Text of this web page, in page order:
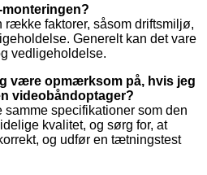
faktorer, såsom driftsmiljø,
Generelt kan det vare
vedligeholdelse.
være opmærksom på, hvis jeg
videobåndoptager?
specifikationer som den
kvalitet, og sørg for, at
og udfør en tætningstest